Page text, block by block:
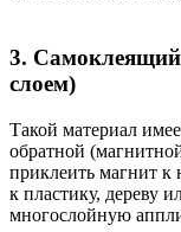
3.
слоем)
Такой материал
обратной
приклеить магнит к
к пластику, дереву
многослойную